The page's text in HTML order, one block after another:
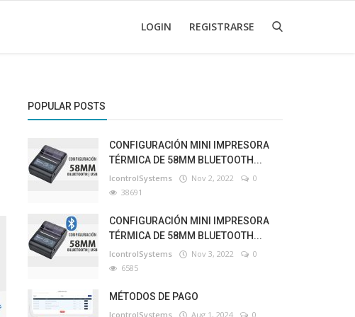
LOGIN REGISTRARSE
POPULAR POSTS
CONFIGURACIÓN MINI IMPRESORA
TÉRMICA DE 58MM BLUETOOTH...
IcontrolSystems Nov 2, 2022
0
38691
CONFIGURACIÓN MINI IMPRESORA
TÉRMICA DE 58MM BLUETOOTH...
IcontrolSystems Nov 3, 2022
0
6585
MÉTODOS DE PAGO
IcontrolSystems Aug 1, 2024 0